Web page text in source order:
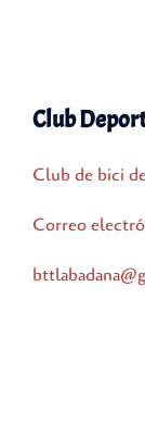
Club
Club de bici
Correo